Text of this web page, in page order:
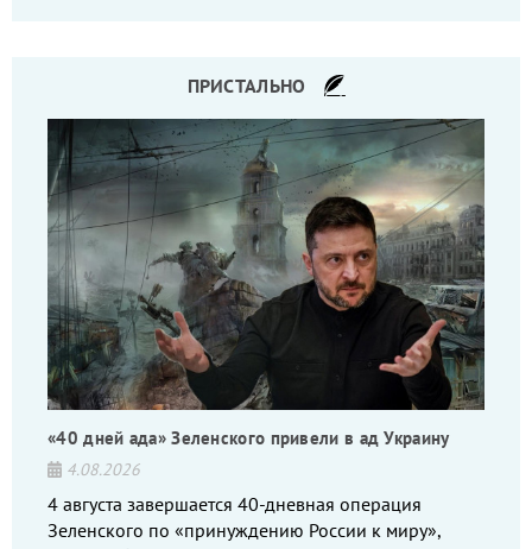
ПРИСТАЛЬНО
«40 дней ада» Зеленского привели в ад Украину
4.08.2026
4 августа завершается 40-дневная операция
Зеленского по «принуждению России к миру»,